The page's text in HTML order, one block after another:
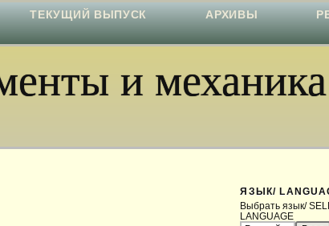
и механика
ЯЗЫК/
Выбрать язык/
LANGUAGE
ТЕКУЩИЙ ВЫПУСК АРХИВЫ